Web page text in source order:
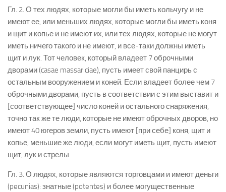
Гл. 2. О тех людях, которые могли бы иметь кольчугу и не
имеют ее, или меньших людях, которые могли бы иметь коня
и щит и копье и не имеют их, или тех людях, которые не могут
иметь ничего такого и не имеют, и все-таки должны иметь
щит и лук. Тот человек, который владеет 7 оброчными
дворами (casae massariciae), пусть имеет свой панцирь с
остальным вооружением и коней. Если владеет более чем 7
оброчными дворами, пусть в соответствии с этим выставит и
[соответствующее] число коней и остального снаряжения,
точно так же те люди, которые не имеют оброчных дворов, но
имеют 40 югеров земли, пусть имеют [при себе] коня, щит и
копье, меньшие же люди, если могут иметь щит, пусть имеют
щит, лук и стрелы.
Гл. 3. О людях, которые являются торговцами и имеют деньги
(pecunias): знатные (potentes) и более могущественные